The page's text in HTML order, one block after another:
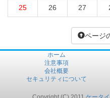
25 26 27
ページ
ホーム
注意事項
会社概要
セキュリティについて